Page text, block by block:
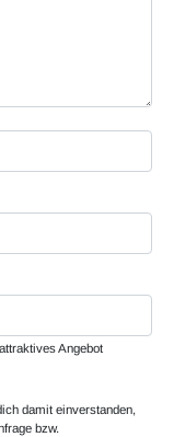
Angebot
damit einverstanden,
bzw.